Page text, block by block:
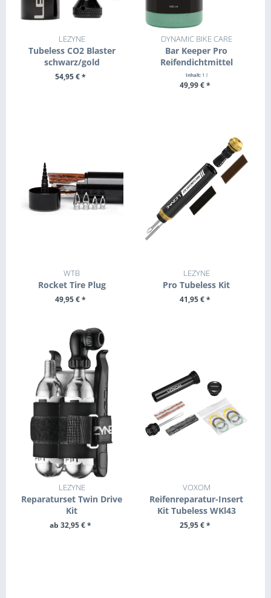
LEZYNE
Tubeless CO2 Blaster
schwarz/gold
54,95 € *
DYNAMIC BIKE CARE
Bar Keeper Pro
Reifendichtmittel
Inhalt: 1 l
49,99 € *
WTB
Rocket Tire Plug
49,95 € *
LEZYNE
Pro Tubeless Kit
41,95 € *
LEZYNE
Reparaturset Twin Drive
Kit
ab 32,95 € *
VOXOM
Reifenreparatur-Insert
Kit Tubeless WKl43
25,95 € *